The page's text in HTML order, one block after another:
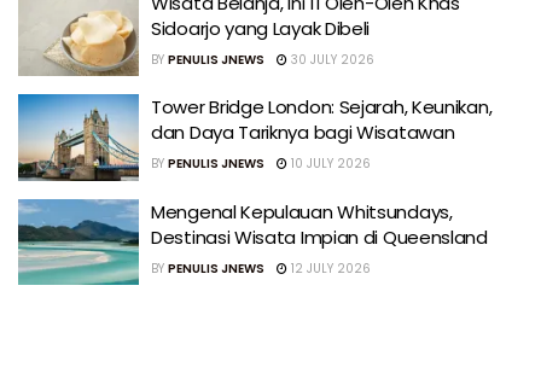
Sidoarjo yang Layak Dibeli
BY PENULIS JNEWS 30 JULY 2026
Tower Bridge London: Sejarah, Keunikan,
dan Daya Tariknya bagi Wisatawan
BY PENULIS JNEWS 10 JULY 2026
Mengenal Kepulauan Whitsundays,
Destinasi Wisata Impian di Queensland
BY PENULIS JNEWS 12 JULY 2026